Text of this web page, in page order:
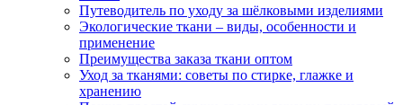
Путеводитель по уходу за шёлковыми изделиями
Экологические ткани – виды, особенности и
применение
Преимущества заказа ткани оптом
Уход за тканями: советы по стирке, глажке и
хранению